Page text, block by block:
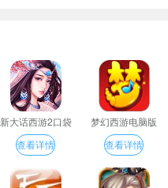
新大话西游2口袋
版
查看详情
梦幻西游电脑版
查看详情